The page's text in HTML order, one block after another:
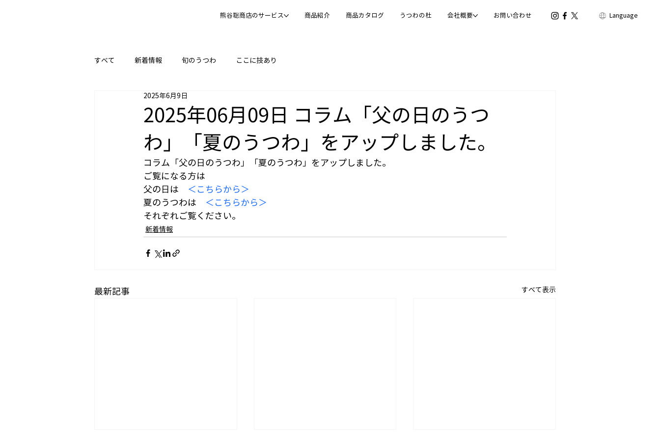
熊谷聡商店のサービス 商品紹介 商品カタログ うつわの杜 会社概要 お問い合わせ Language
すべて 新着情報 旬のうつわ ここに技あり
2025年06月09日 コラム「父の日のうつ
わ」「夏のうつわ」をアップしました。
2025年6月9日
コラム「父の日のうつわ」「夏のうつわ」をアップしました。
ご覧になる方は
父の日は
＜こちらから＞
夏のうつわは
＜こちらから＞
それぞれご覧ください。
新着情報
最新記事 すべて表示